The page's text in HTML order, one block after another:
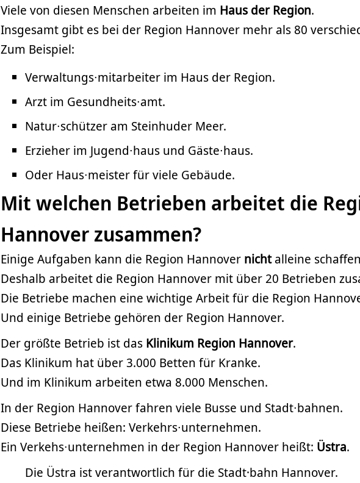
Viele von diesen Menschen arbeiten im Haus der Region.
Insgesamt gibt es bei der Region Hannover mehr als 80
Zum Beispiel:
Verwaltungs∙mitarbeiter im Haus der Region.
Arzt im Gesundheits∙amt.
Natur∙schützer am Steinhuder Meer.
Erzieher im Jugend∙haus und Gäste∙haus.
Oder Haus∙meister für viele Gebäude.
Mit welchen Betrieben arbeitet die
Hannover zusammen?
Einige Aufgaben kann die Region Hannover nichtalleine
Deshalb arbeitet die Region Hannover mit über 20 Betrieben
Die Betriebe machen eine wichtige Arbeit für die Region
Und einige Betriebe gehören der Region Hannover.
Der größte Betrieb ist das Klinikum Region Hannover.
Das Klinikum hat über 3.000 Betten für Kranke.
Und im Klinikum arbeiten etwa 8.000 Menschen.
In der Region Hannover fahren viele Busse und Stadt∙bahnen.
Diese Betriebe heißen: Verkehrs∙unternehmen.
Ein Verkehs∙unternehmen in der Region Hannover heißt: Üstra.
Die Üstra ist verantwortlich für die Stadt·bahn Hannover.